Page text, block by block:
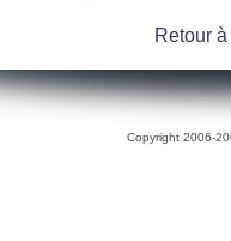
Retour
Copyright 2006-